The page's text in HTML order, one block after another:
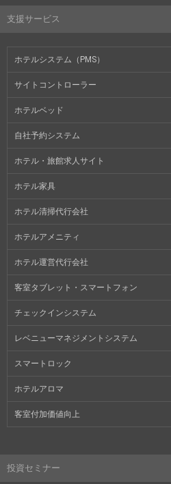
支援サービス
ホテルシステム（PMS）
サイトコントローラー
ホテルベッド
自社予約システム
ホテル・旅館求人サイト
ホテル家具
ホテル清掃代行会社
ホテルアメニティ
ホテル運営代行会社
客室タブレット・スマートフォン
チェックインシステム
レベニューマネジメントシステム
スマートロック
ホテルアロマ
客室付加価値向上
投資セミナー